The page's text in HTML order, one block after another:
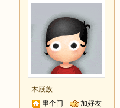
木屐族
串个门
加好友